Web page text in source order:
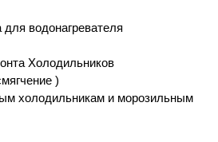
водонагревателя
Холодильников
)
холодильникам и морозильным